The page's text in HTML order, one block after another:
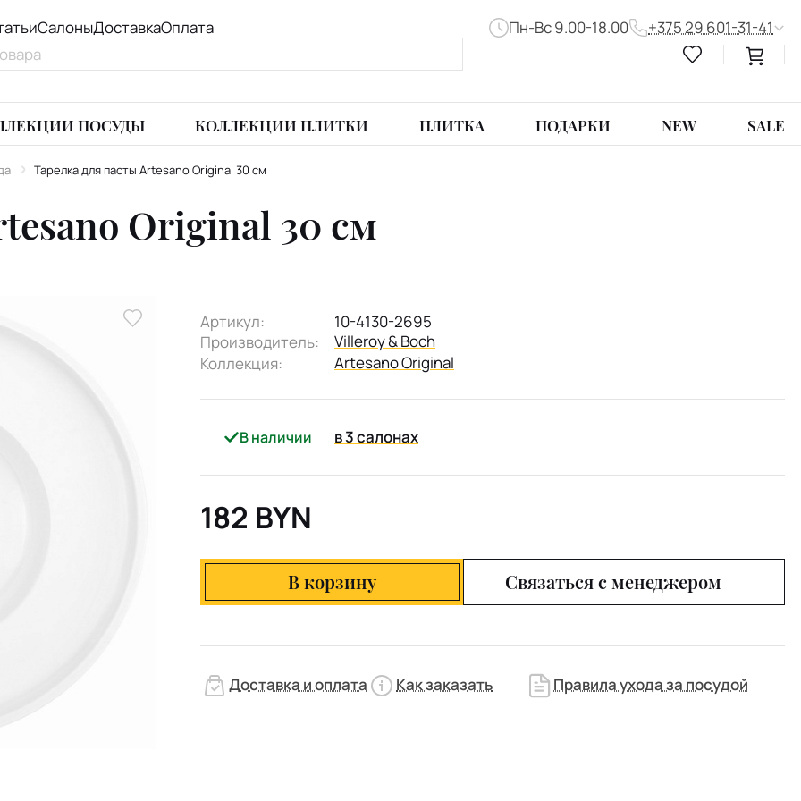
СалоныДоставкаОплата Пн-Вс 9.00-18.00 +375 29 601-31-41
ПОСУДЫ КОЛЛЕКЦИИ ПЛИТКИ ПЛИТКА ПОДАРКИ NEW SALE
Тарелка для пасты Artesano Original 30 см
Original 30 см
Артикул:
10-4130-2695
Производитель:
Villeroy & Boch
Коллекция:
Artesano Original
В наличии в 3 салонах
182 BYN
В корзину Связаться с менеджером
Доставка и оплата Как заказать Правила ухода за посудой